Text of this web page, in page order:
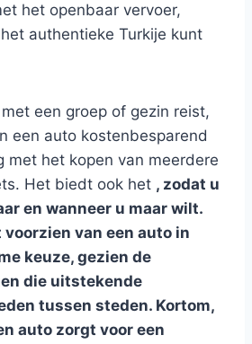
het openbaar vervoer,
authentieke Turkije kunt
een groep of gezin reist,
een auto kostenbesparend
met het kopen van meerdere
Het biedt ook het , zodat u
en wanneer u maar wilt.
van een auto in
keuze, gezien de
die uitstekende
tussen steden. Kortom,
auto zorgt voor een